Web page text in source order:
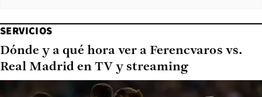
SERVICIOS
Dónde y a qué hora ver a Ferencvaros vs.
Real Madrid en TV y streaming